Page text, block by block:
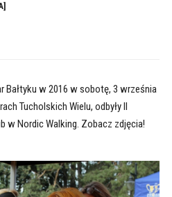
Bałtyku w 2016 w sobotę, 3 września
Tucholskich Wielu, odbyły II
w Nordic Walking. Zobacz zdjęcia!